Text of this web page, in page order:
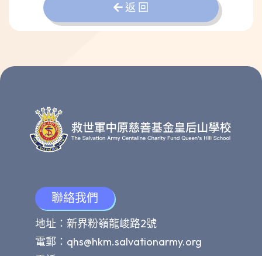
返 回
聯絡我們
地址：新界粉嶺龍峻路2號
電郵： qhs@hkm.salvationarmy.org